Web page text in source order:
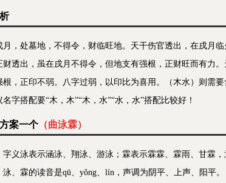
月，处墓地，不得令，财临旺地。天干伤官透出，在戌月
财透出，虽在戌月不得令，但地支有强根，正财旺而有力。
根，正印不弱。八字过弱，以印比为喜用。（木水）则需要
字搭配要“木，木”“木，水”“水，水”搭配比较好！
案一个（曲泳霖）
字义泳表示涵泳、翔泳、游泳；霖表示霖霖、霖雨、甘霖，
、霖的读音是qū、yǒng、lín，声调为阴平、上声、阳平。